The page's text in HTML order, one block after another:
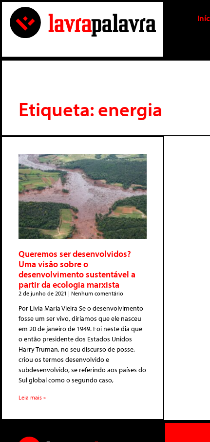
Etiqueta: energia
Queremos ser desenvolvidos?
Uma visão sobre o
desenvolvimento sustentável a
partir da ecologia marxista
2 de junho de 2021 Nenhum comentário
Por Lívia Maria Vieira Se o desenvolvimento
fosse um ser vivo, diríamos que ele nasceu
em 20 de janeiro de 1949. Foi neste dia que
o então presidente dos Estados Unidos
Harry Truman, no seu discurso de posse,
criou os termos desenvolvido e
subdesenvolvido, se referindo aos países do
Sul global como o segundo caso,
Leia mais »